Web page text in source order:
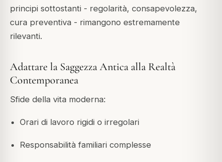
principi sottostanti - regolarità, consapevolezza,
cura preventiva - rimangono estremamente
rilevanti.
Adattare la Saggezza Antica alla Realtà
Contemporanea
Sfide della vita moderna:
Orari di lavoro rigidi o irregolari
Responsabilità familiari complesse